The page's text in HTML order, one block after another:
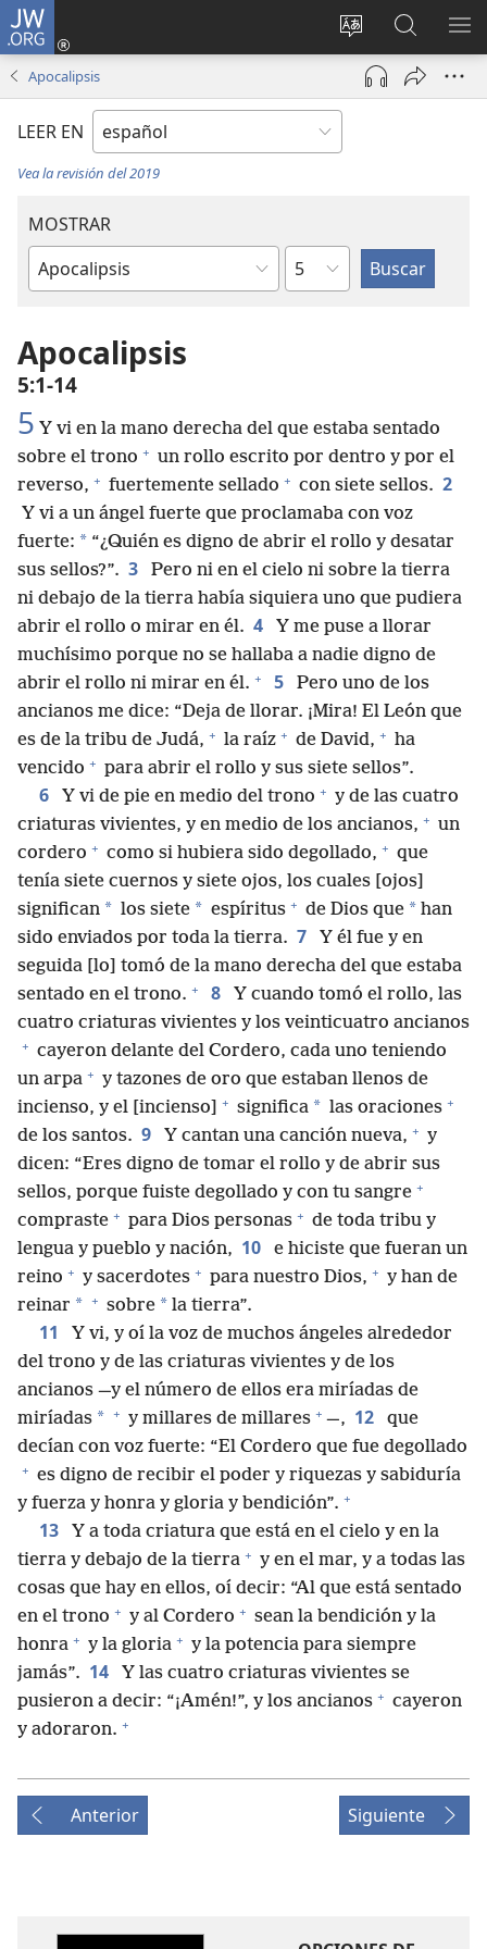
JW.ORG
Cambiar
idioma
del sitio
Iniciar
sesión
(abre
nueva
en
jw.org
Apocalipsis
LEER EN
Vea la revisión del 2019
MOSTRAR
Libro
la
Biblia
Capítulo
Apocalipsis
5:1-14
5 Y vi en la mano derecha del que estaba sentado
sobre el trono + un rollo escrito por dentro y por el
reverso, + fuertemente sellado + con siete sellos. 2
Y vi a un ángel fuerte que proclamaba con voz
fuerte: * “¿Quién es digno de abrir el rollo y desatar
sus sellos?”. 3
Pero ni en el cielo ni sobre la tierra
ni debajo de la tierra había siquiera uno que pudiera
abrir el rollo o mirar en él. 4
Y me puse a llorar
muchísimo porque no se hallaba a nadie digno de
abrir el rollo ni mirar en él. + 5
Pero uno de los
ancianos me dice: “Deja de llorar. ¡Mira! El León que
es de la tribu de Judá, + la raíz + de David, + ha
vencido + para abrir el rollo y sus siete sellos”.
6 Y vi de pie en medio del trono + y de las cuatro
criaturas vivientes, y en medio de los ancianos, + un
cordero + como si hubiera sido degollado, + que
tenía siete cuernos y siete ojos, los cuales [ojos]
significan * los siete * espíritus + de Dios que * han
sido enviados por toda la tierra. 7
Y él fue y en
seguida [lo] tomó de la mano derecha del que estaba
sentado en el trono. + 8
Y cuando tomó el rollo, las
cuatro criaturas vivientes y los veinticuatro ancianos
+ cayeron delante del Cordero, cada uno teniendo
un arpa + y tazones de oro que estaban llenos de
incienso, y el [incienso] + significa * las oraciones +
de los santos. 9 Y cantan una canción nueva, + y
dicen: “Eres digno de tomar el rollo y de abrir sus
sellos, porque fuiste degollado y con tu sangre +
compraste + para Dios personas + de toda tribu y
lengua y pueblo y nación, 10
e hiciste que fueran un
reino + y sacerdotes + para nuestro Dios, + y han de
reinar * + sobre * la tierra”.
11
Y vi, y oí la voz de muchos ángeles alrededor
del trono y de las criaturas vivientes y de los
ancianos —y el número de ellos era miríadas de
miríadas * + y millares de millares + —, 12
que
decían con voz fuerte: “El Cordero que fue degollado
+ es digno de recibir el poder y riquezas y sabiduría
y fuerza y honra y gloria y bendición”. +
13
Y a toda criatura que está en el cielo y en la
tierra y debajo de la tierra + y en el mar, y a todas las
cosas que hay en ellos, oí decir: “Al que está sentado
en el trono + y al Cordero + sean la bendición y la
honra + y la gloria + y la potencia para siempre
jamás”. 14
Y las cuatro criaturas vivientes se
pusieron a decir: “¡Amén!”, y los ancianos + cayeron
y adoraron. +
Anterior Siguiente